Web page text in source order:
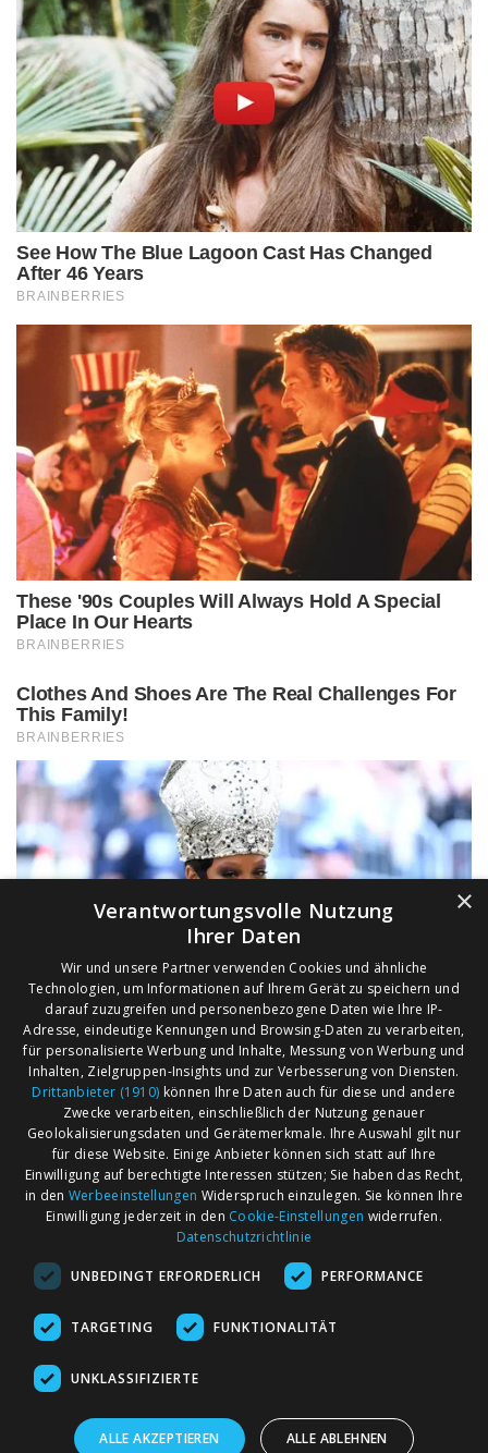
AGB
Impressum
Kontakt
Märkte nach Bundesländern
Märkte nach PLZ
Märkte nach Umkreis
Flohmarkt
×
Verantwortungsvolle Nutzung
Ihrer Daten
Wir und unsere Partner verwenden Cookies und ähnliche
Technologien, um Informationen auf Ihrem Gerät zu speichern und
darauf zuzugreifen und personenbezogene Daten wie Ihre IP-
Adresse, eindeutige Kennungen und Browsing-Daten zu verarbeiten,
für personalisierte Werbung und Inhalte, Messung von Werbung und
Inhalten, Zielgruppen-Insights und zur Verbesserung von Diensten.
Drittanbieter (1910) können Ihre Daten auch für diese und andere
Zwecke verarbeiten, einschließlich der Nutzung genauer
Geolokalisierungsdaten und Gerätemerkmale. Ihre Auswahl gilt nur
für diese Website. Einige Anbieter können sich statt auf Ihre
Einwilligung auf berechtigte Interessen stützen; Sie haben das Recht,
in den Werbeeinstellungen Widerspruch einzulegen. Sie können Ihre
Einwilligung jederzeit in den Cookie-Einstellungen widerrufen.
Datenschutzrichtlinie
UNBEDINGT ERFORDERLICH PERFORMANCE
TARGETING FUNKTIONALITÄT
UNKLASSIFIZIERTE
ALLE AKZEPTIEREN ALLE ABLEHNEN